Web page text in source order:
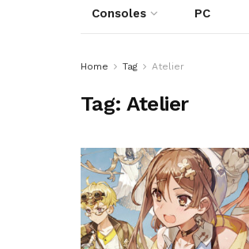
Consoles PC
Home Tag Atelier
Tag:Atelier